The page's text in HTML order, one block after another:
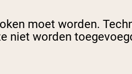
moet worden.
niet worden